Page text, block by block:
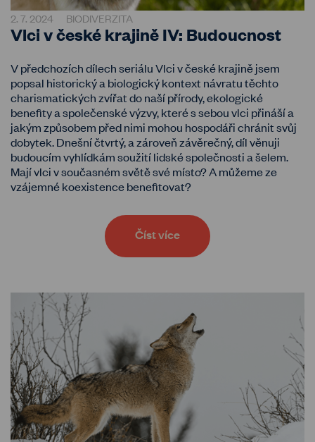
2. 7. 2024 BIODIVERZITA
Vlci v české krajině IV: Budoucnost
V předchozích dílech seriálu Vlci v české krajině jsem
popsal historický a biologický kontext návratu těchto
charismatických zvířat do naší přírody, ekologické
benefity a společenské výzvy, které s sebou vlci přináší a
jakým způsobem před nimi mohou hospodáři chránit svůj
dobytek. Dnešní čtvrtý, a zároveň závěrečný, díl věnuji
budoucím vyhlídkám soužití lidské společnosti a šelem.
Mají vlci v současném světě své místo? A můžeme ze
vzájemné koexistence benefitovat?
Číst více